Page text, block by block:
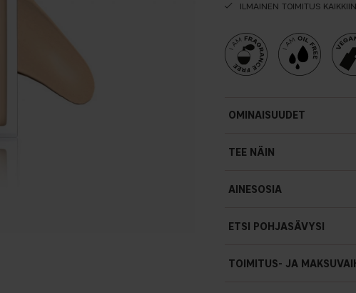
ILMAINEN TOIMITUS
OMINAISUUDET
TEE NÄIN
AINESOSIA
ETSI POHJASÄVYSI
TOIMITUS- JA